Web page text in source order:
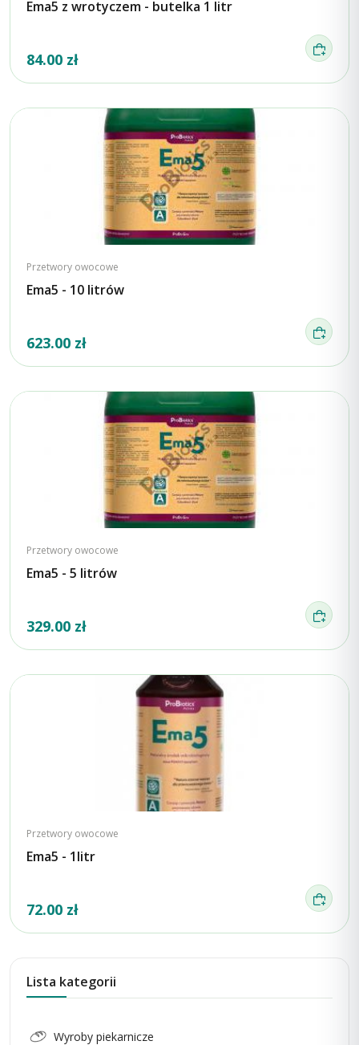
Ema5 z wrotyczem - butelka 1 litr
84.00 zł
Przetwory owocowe
Ema5 - 10 litrów
623.00 zł
Przetwory owocowe
Ema5 - 5 litrów
329.00 zł
Przetwory owocowe
Ema5 - 1litr
72.00 zł
Lista kategorii
Wyroby piekarnicze